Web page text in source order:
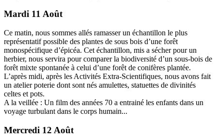
Mardi 11 Août
Ce matin, nous sommes allés ramasser un échantillon le plus
représentatif possible des plantes de sous bois d’une forêt
monospécifique d’épicéa. Cet échantillon, mis a sécher pour un
herbier, nous servira pour comparer la biodiversité d’un sous-bois de
forêt mixte spontanée à celui d’une forêt de conifères plantée.
L’après midi, après les Activités Extra-Scientifiques, nous avons fait
un atelier poterie dont sont nés amulettes, statuettes de divinités
celtes et pots.
A la veillée : Un film des années 70 a entrainé les enfants dans un
voyage turbulant dans le corps humain...
Mercredi 12 Août